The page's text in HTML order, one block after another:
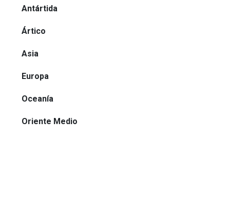
Antártida
Ártico
Asia
Europa
Oceanía
Oriente Medio